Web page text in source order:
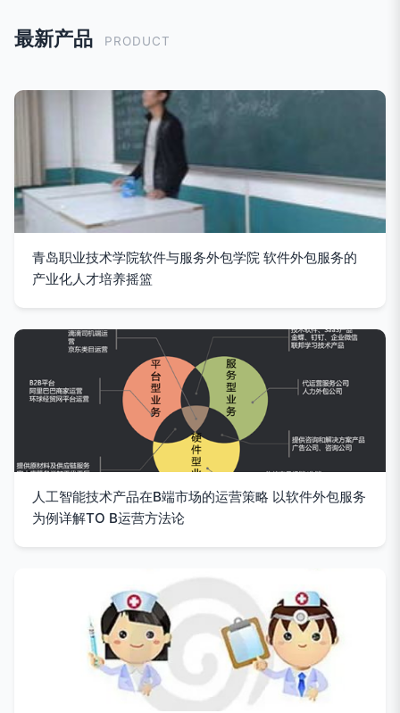
最新产品 PRODUCT
青岛职业技术学院软件与服务外包学院 软件外包服务的
产业化人才培养摇篮
人工智能技术产品在B端市场的运营策略 以软件外包服务
为例详解TO B运营方法论